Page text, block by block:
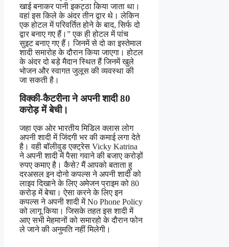
खाई बनाकर पानी इकट्ठा किया जाता था।
वहां इस किले के अंदर तीन द्वार थे। लेकिन
एक होटल में परिवर्तित होने के बाद, सिर्फ दो
द्वार बनाए गए हैं।” एक ही होटल में पांच
सुइट बनाए गए हैं। जिनमें से दो का इस्तेमाल
शादी समारोह के दौरान किया जाएगा। होटल
के अंदर दो बड़े मैदान स्थित हैं जिनमें खुले
भोजन और स्वागत जुलूस की व्यवस्था की
जा सकती है।
विक्की-कैटरीना ने अपनी शादी 80
करोड़ में बेची।
जहा एक ओर भारतीय मिडिल क्लास लोग
अपनी शादी में जिंदगी भर की कमाई लगा देते
है। वही बॉलीवुड एक्ट्रेस Vicky Katrina
ने अपनी शादी में पैसा गवाने की बजाए करोड़ों
रुपए कमाए है। कैसे? मैं आपको बताता हु
दरअसल इन दोनो कपल्स ने अपनी शादी को
लाइव दिखाने के लिए अमेजन प्राइम को 80
करोड़ में बेचा। ऐसा करने के लिए इन
कपल्स ने अपनी शादी में No Phone Policy
को लागू किया। जिसके तहत इस शादी में
आए सभी मेहमानों को समारहो के दौरान फोन
ले जाने की अनुमति नहीं मिलेगी।